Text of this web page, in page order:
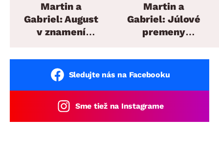
Martin a
Gabriel: August
v znamení
sedacích súprav
Martin a
Gabriel: Júlové
premeny
Sledujte nás na Facebooku
Sme tiež na Instagrame